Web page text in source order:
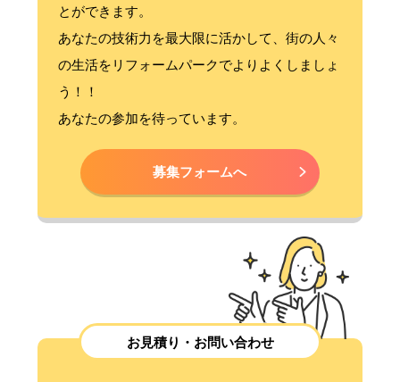
とができます。
あなたの技術力を最大限に活かして、街の人々
の生活をリフォームパークでよりよくしましょ
う！！
あなたの参加を待っています。
募集フォームへ
お見積り・お問い合わせ